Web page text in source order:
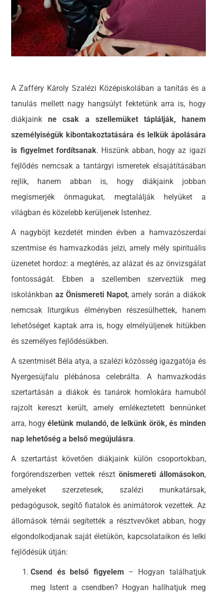
A Zafféry Károly Szalézi Középiskolában a tanítás és a
tanulás mellett nagy hangsúlyt fektetünk arra is, hogy
diákjainkne csak a szellemüket táplálják, hanem
személyiségük kibontakoztatására és lelkük ápolására
is figyelmet fordítsanak. Hiszünk abban, hogy az igazi
fejlődés nemcsak a tantárgyi ismeretek elsajátításában
rejlik, hanem abban is, hogy diákjaink jobban
megismerjék önmagukat, megtalálják helyüket a
világban és közelebb kerüljenek Istenhez.
A nagyböjt kezdetét minden évben a hamvazószerdai
szentmise és hamvazkodás jelzi, amely mély spirituális
üzenetet hordoz: a megtérés, az alázat és az önvizsgálat
fontosságát. Ebben a szellemben szerveztük meg
iskolánkbanaz Önismereti Napot, amely során a diákok
nemcsak liturgikus élményben részesülhettek, hanem
lehetőséget kaptak arra is, hogy elmélyüljenek hitükben
és személyes fejlődésükben.
A szentmisét Béla atya, a szalézi közösség igazgatója és
Nyergesújfalu plébánosa celebrálta. A hamvazkodás
szertartásán a diákok és tanárok homlokára hamuból
rajzolt kereszt került, amely emlékeztetett bennünket
arra, hogyéletünk mulandó, de lelkünk örök, és minden
nap lehetőség a belső megújulásra.
A szertartást követően diákjaink külön csoportokban,
forgórendszerben vettek részt önismereti állomásokon,
amelyeket szerzetesek, szalézi munkatársak,
pedagógusok, segítő fiatalok és animátorok vezettek. Az
állomások témái segítették a résztvevőket abban, hogy
elgondolkodjanak saját életükön, kapcsolataikon és lelki
fejlődésük útján:
Csend és belső figyelem – Hogyan találhatjuk
meg Istent a csendben? Hogyan hallhatjuk meg